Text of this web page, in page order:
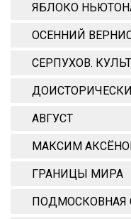
ЯБЛОКО
ОСЕННИЙ
СЕРПУХОВ.
АВГУСТ
МАКСИМ
ГРАНИЦЫ МИРА
ПОДМОСКОВНАЯ